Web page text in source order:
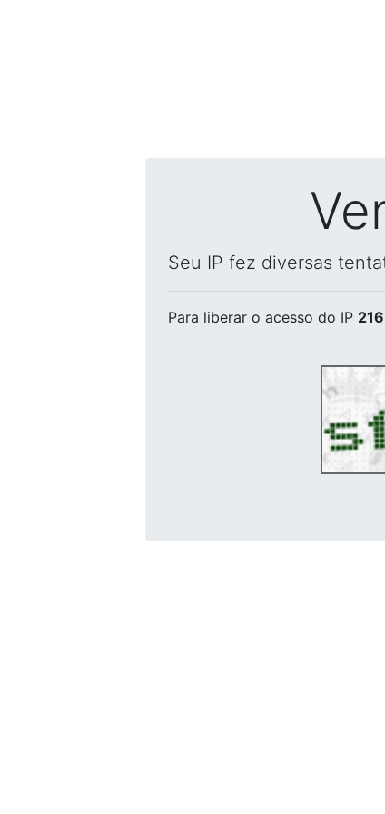
Seu IP fez diversas
Para liberar o acesso do IP